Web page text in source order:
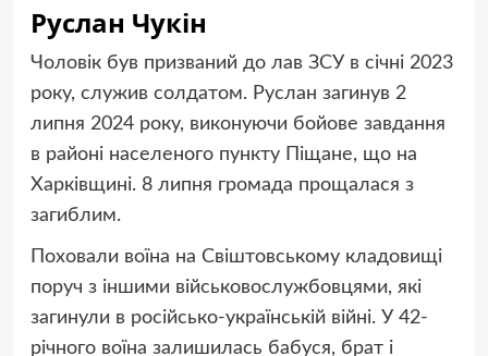
Руслан Чукін
Чоловік був призваний до лав ЗСУ в січні 2023
року, служив солдатом. Руслан загинув 2
липня 2024 року, виконуючи бойове завдання
в районі населеного пункту Піщане, що на
Харківщині. 8 липня громада прощалася з
загиблим.
Поховали воїна на Свіштовському кладовищі
поруч з іншими військовослужбовцями, які
загинули в російсько-українській війні. У 42-
річного воїна залишилась бабуся, брат і